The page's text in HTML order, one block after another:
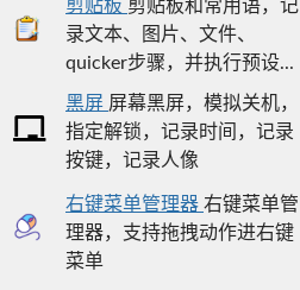
剪贴板 剪贴板和常用语，记
录文本、图片、文件、
quicker步骤，并执行预设...
黑屏 屏幕黑屏，模拟关机，
指定解锁，记录时间，记录
按键，记录人像
右键菜单管理器 右键菜单管
理器，支持拖拽动作进右键
菜单